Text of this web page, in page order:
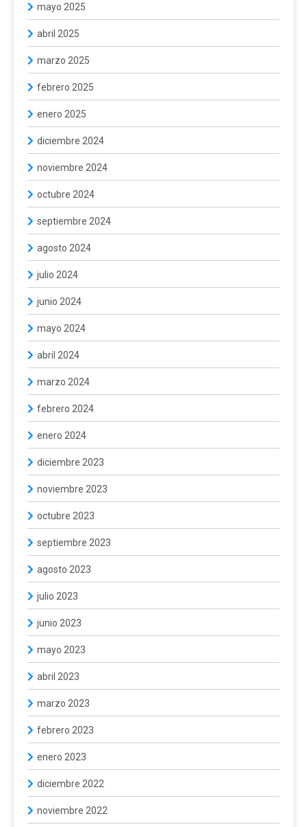
mayo 2025
abril 2025
marzo 2025
febrero 2025
enero 2025
diciembre 2024
noviembre 2024
octubre 2024
septiembre 2024
agosto 2024
julio 2024
junio 2024
mayo 2024
abril 2024
marzo 2024
febrero 2024
enero 2024
diciembre 2023
noviembre 2023
octubre 2023
septiembre 2023
agosto 2023
julio 2023
junio 2023
mayo 2023
abril 2023
marzo 2023
febrero 2023
enero 2023
diciembre 2022
noviembre 2022